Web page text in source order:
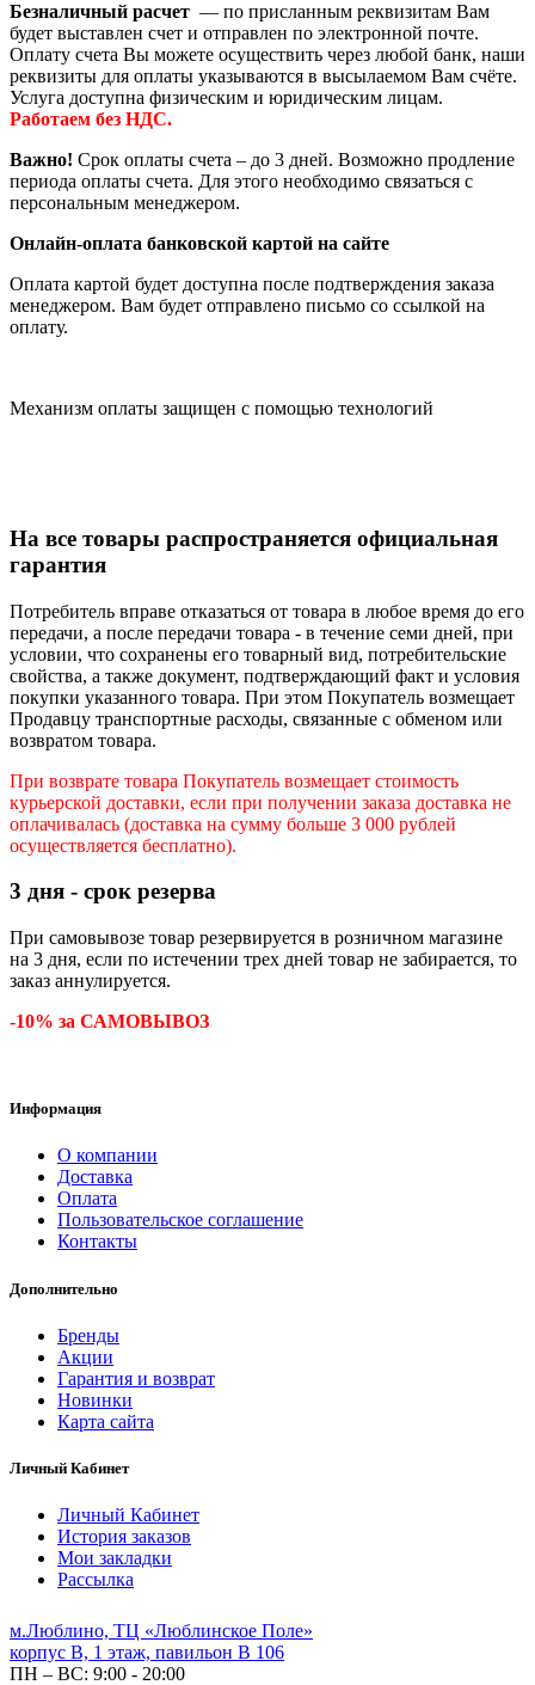
Безналичный расчет — по присланным реквизитам Вам
будет выставлен счет и отправлен по электронной почте.
Оплату счета Вы можете осуществить через любой банк, наши
реквизиты для оплаты указываются в высылаемом Вам счёте.
Услуга доступна физическим и юридическим лицам.
Работаем без НДС.
Важно! Срок оплаты счета – до 3 дней. Возможно продление
периода оплаты счета. Для этого необходимо связаться с
персональным менеджером.
Онлайн-оплата банковской картой на сайте
Оплата картой будет доступна после подтверждения заказа
менеджером. Вам будет отправлено письмо со ссылкой на
оплату.
Механизм оплаты защищен с помощью технологий
На все товары распространяется официальная
гарантия
Потребитель вправе отказаться от товара в любое время до его
передачи, а после передачи товара - в течение семи дней, при
условии, что сохранены его товарный вид, потребительские
свойства, а также документ, подтверждающий факт и условия
покупки указанного товара. При этом Покупатель возмещает
Продавцу транспортные расходы, связанные с обменом или
возвратом товара.
При возврате товара Покупатель возмещает стоимость
курьерской доставки, если при получении заказа доставка не
оплачивалась (доставка на сумму больше 3 000 рублей
осуществляется бесплатно).
3 дня - срок резерва
При самовывозе товар резервируется в розничном магазине
на 3 дня, если по истечении трех дней товар не забирается, то
заказ аннулируется.
-10% за САМОВЫВОЗ
Информация
О компании
Доставка
Оплата
Пользовательское соглашение
Контакты
Дополнительно
Бренды
Акции
Гарантия и возврат
Новинки
Карта сайта
Личный Кабинет
Личный Кабинет
История заказов
Мои закладки
Рассылка
м.Люблино, ТЦ «Люблинское Поле»
корпус B, 1 этаж, павильон B 106
ПН – ВС: 9:00 - 20:00